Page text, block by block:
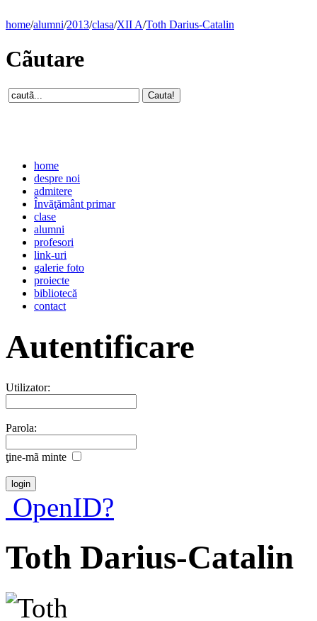
home/alumni/2013/clasa/XII A/Toth Darius-Catalin
Cãutare
home
despre noi
admitere
Învăţământ primar
clase
alumni
profesori
link-uri
galerie foto
proiecte
bibliotecă
contact
Autentificare
Utilizator:
Parola:
ţine-mã minte
OpenID?
Toth Darius-Catalin